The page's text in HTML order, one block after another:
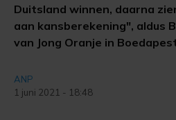
Duitsland winnen, daarna
aan kansberekening", aldus
van Jong Oranje in
ANP
1 juni 2021 - 18:48